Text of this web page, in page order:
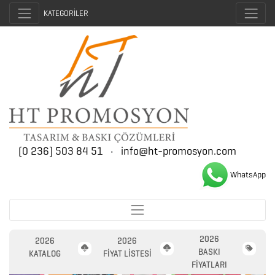
KATEGORİLER
(0 236) 503 84 51 • info@ht-promosyon.com
WhatsApp
2026
KATALOG
2026
FİYAT LİSTESİ
2026
BASKI
FİYATLARI